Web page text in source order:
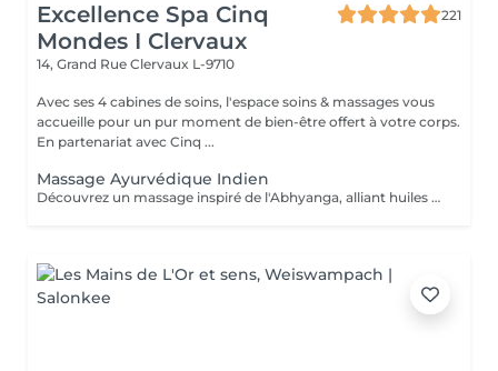
Excellence Spa Cinq
Mondes I Clervaux
221
14, Grand Rue Clervaux L-9710
Avec ses 4 cabines de soins, l'espace soins & massages vous
accueille pour un pur moment de bien-être offert à votre corps.
En partenariat avec Cinq ...
Massage Ayurvédique Indien
Découvrez un massage inspiré de l'Abhyanga, alliant huiles de sésame, moringa et chaulmoogra. L'alternance de mouvements lents et rapides, à la fois énergétiques et enveloppants, associée à des étirements, dénoue les tensions et réveille le corps en douceur, pour un moment de légèreté et de vitalité. La durée de la prestation (60min) inclut l'installation et le temps de relaxation intégré à nos soins (10min).